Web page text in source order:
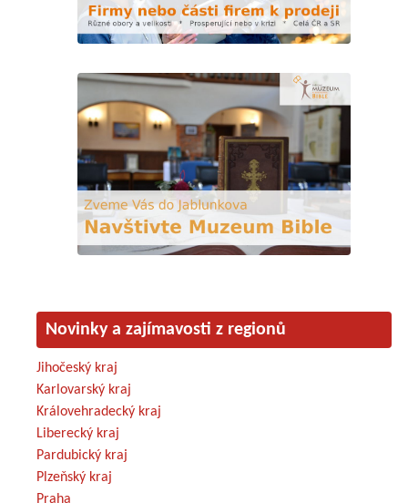
Novinky a zajímavosti z regionů
Jihočeský kraj
Karlovarský kraj
Královehradecký kraj
Liberecký kraj
Pardubický kraj
Plzeňský kraj
Praha